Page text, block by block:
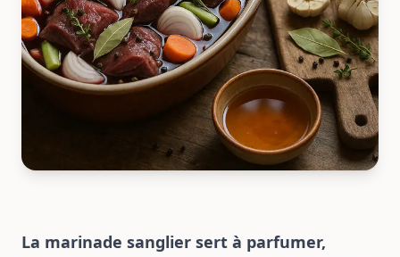
La marinade sanglier sert à parfumer,